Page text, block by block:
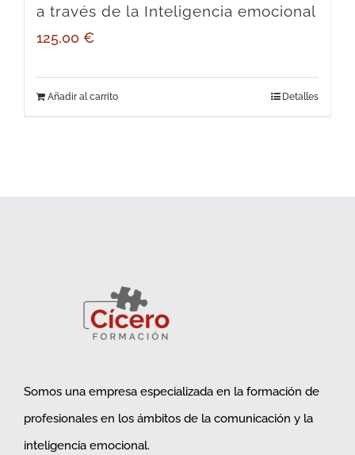
a través de la Inteligencia emocional
125,00 €
Añadir al carrito Detalles
Somos una empresa especializada en la formación de
profesionales en los ámbitos de la comunicación y la
inteligencia emocional.